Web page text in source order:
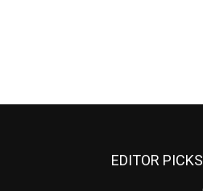
EDITOR PICKS